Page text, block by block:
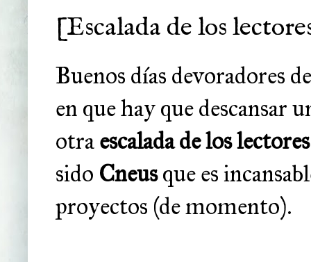
[Escalada de los
Buenos días devoradores
en que hay que descansar
otraescalada de los
sido Cneusque es
proyectos (de momento).